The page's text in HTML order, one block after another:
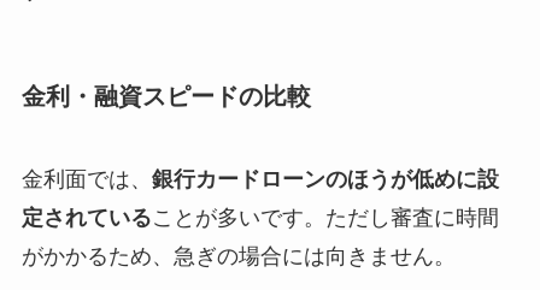
金利・融資スピードの比較
金利面では、 銀行カードローンのほうが低めに設
定されていることが多いです。ただし審査に時間
がかかるため、急ぎの場合には向きません。